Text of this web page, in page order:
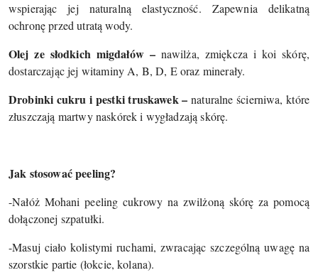
wspierając jej naturalną elastyczność. Zapewnia delikatną
ochronę przed utratą wody.
Olej ze słodkich migdałów –nawilża, zmiękcza i koi skórę,
dostarczając jej witaminy A, B, D, E oraz minerały.
Drobinki cukru i pestki truskawek – naturalne ścierniwa, które
złuszczają martwy naskórek i wygładzają skórę.
Jak stosować peeling?
-Nałóż Mohani peeling cukrowy na zwilżoną skórę za pomocą
dołączonej szpatułki.
-Masuj ciało kolistymi ruchami, zwracając szczególną uwagę na
szorstkie partie (łokcie, kolana).